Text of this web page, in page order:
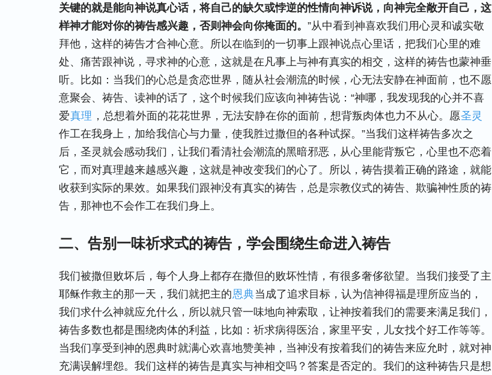
关键的就是能向神说真心话，将自己的缺欠或悖逆的性情向神诉说，向神完全敞开自己，这
样神才能对你的祷告感兴趣，否则神会向你掩面的。 ”从中看到神喜欢我们用心灵和诚实敬
拜他，这样的祷告才合神心意。所以在临到的一切事上跟神说点心里话，把我们心里的难
处、痛苦跟神说，寻求神的心意，这就是在凡事上与神有真实的相交，这样的祷告也蒙神垂
听。比如：当我们的心总是贪恋世界，随从社会潮流的时候，心无法安静在神面前，也不愿
意聚会、祷告、读神的话了，这个时候我们应该向神祷告说：“神哪，我发现我的心并不喜
爱真理 ，总想着外面的花花世界，无法安静在你的面前，想背叛肉体也力不从心。愿圣灵
作工在我身上，加给我信心与力量，使我胜过撒但的各种试探。”当我们这样祷告多次之
后，圣灵就会感动我们，让我们看清社会潮流的黑暗邪恶，从心里能背叛它，心里也不恋着
它，而对真理越来越感兴趣，这就是神改变我们的心了。所以，祷告摸着正确的路途，就能
收获到实际的果效。如果我们跟神没有真实的祷告，总是宗教仪式的祷告、欺骗神性质的祷
告，那神也不会作工在我们身上。
二、告别一味祈求式的祷告，学会围绕生命进入祷告
我们被撒但败坏后，每个人身上都存在撒但的败坏性情，有很多奢侈欲望。当我们接受了主
耶稣作救主的那一天，我们就把主的恩典当成了追求目标，认为信神得福是理所应当的，
我们求什么神就应允什么，所以就只管一味地向神索取，让神按着我们的需要来满足我们，
祷告多数也都是围绕肉体的利益，比如：祈求病得医治，家里平安，儿女找个好工作等等。
当我们享受到神的恩典时就满心欢喜地赞美神，当神没有按着我们的祷告来应允时，就对神
充满误解埋怨。我们这样的祷告是真实与神相交吗？答案是否定的。我们的这种祷告只是想